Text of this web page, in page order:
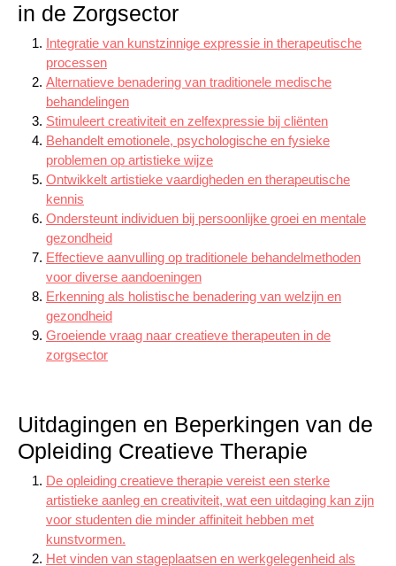
in de Zorgsector
Integratie van kunstzinnige expressie in therapeutische
processen
Alternatieve benadering van traditionele medische
behandelingen
Stimuleert creativiteit en zelfexpressie bij cliënten
Behandelt emotionele, psychologische en fysieke
problemen op artistieke wijze
Ontwikkelt artistieke vaardigheden en therapeutische
kennis
Ondersteunt individuen bij persoonlijke groei en mentale
gezondheid
Effectieve aanvulling op traditionele behandelmethoden
voor diverse aandoeningen
Erkenning als holistische benadering van welzijn en
gezondheid
Groeiende vraag naar creatieve therapeuten in de
zorgsector
Uitdagingen en Beperkingen van de
Opleiding Creatieve Therapie
De opleiding creatieve therapie vereist een sterke
artistieke aanleg en creativiteit, wat een uitdaging kan zijn
voor studenten die minder affiniteit hebben met
kunstvormen.
Het vinden van stageplaatsen en werkgelegenheid als